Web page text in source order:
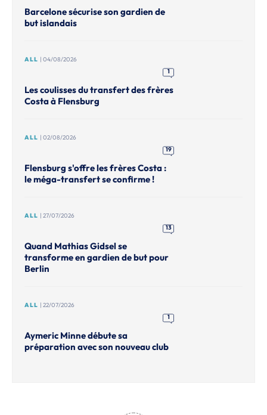
Barcelone sécurise son gardien de
but islandais
ALL | 04/08/2026
1
Les coulisses du transfert des frères
Costa à Flensburg
ALL | 02/08/2026
19
Flensburg s'offre les frères Costa :
le méga-transfert se confirme !
ALL | 27/07/2026
13
Quand Mathias Gidsel se
transforme en gardien de but pour
Berlin
ALL | 22/07/2026
1
Aymeric Minne débute sa
préparation avec son nouveau club